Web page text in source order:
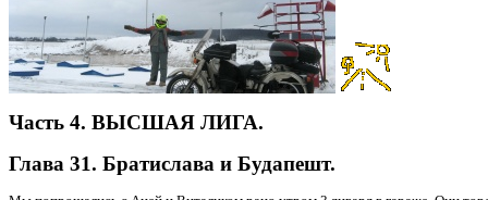
Часть 4. ВЫСШАЯ ЛИГА.
Глава 31. Братислава и Будапешт.